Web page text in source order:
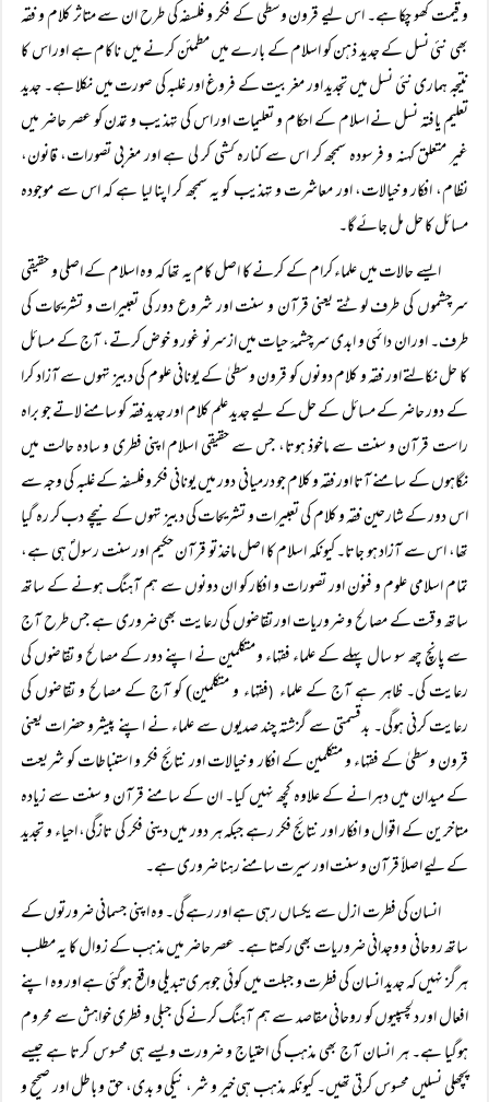
و قیمت کھو چکا ہے۔ اس لیے قرون وسطی کے فکر و فلسفہ کی طرح ان سے متاثر کلام و فقہ
بھی نئی نسل کے جدید ذہن کو اسلام کے بارے میں مطمئن کرنے میں ناکام ہے اور اس کا
نتیجہ ہماری نئی نسل میں تجدید اور مغربیت کے فروغ اور غلبہ کی صورت میں نکلا ہے۔ جدید
تعلیم یافتہ نسل نے اسلام کے احکام و تعلیمات اور اس کی تہذیب و تمدن کو عصر حاضر میں
غیر متعلق کہنہ و فرسودہ سمجھ کر اس سے کنارہ کشی کر لی ہے اور مغربی تصورات، قانون،
نظام، افکار و خیالات، اور معاشرت و تہذیب کو یہ سمجھ کر اپنا لیا ہے کہ اس سے موجودہ
مسائل کا حل مل جائے گا۔
ایسے حالات میں علماء کرام کے کرنے کا اصل کام یہ تھا کہ وہ اسلام کے اصلی و حقیقی
سرچشموں کی طرف لوٹتے یعنی قرآن و سنت اور شروع دور کی تعبیرات و تشریحات کی
طرف۔ اور ان دائمی و ابدی سرچشمۂ حیات میں ازسرنو غور و خوض کرتے، آج کے مسائل
کا حل نکالتے اور فقہ و کلام دونوں کو قرون وسطیٰ کے یونانی علوم کی دبیز تہوں سے آزاد کرا
کے دور حاضر کے مسائل کے حل کے لیے جدید علم کلام اور جدید فقہ کو سامنے لاتے جو براہ
راست قرآن و سنت سے ماخوذ ہوتا، جس سے حقیقی اسلام اپنی فطری و سادہ حالت میں
نگاہوں کے سامنے آتا اور فقہ و کلام جو درمیانی دور میں یونانی فکر و فلسفہ کے غلبہ کی وجہ سے
اس دور کے شارحین فقہ و کلام کی تعبیرات و تشریحات کی دبیز تہوں کے نیچے دب کر رہ گیا
تھا، اس سے آزاد ہو جاتا۔ کیونکہ اسلام کا اصل ماخذ تو قرآن حکیم اور سنت رسولؐ ہی ہے،
تمام اسلامی علوم و فنون اور تصورات و افکار کو ان دونوں سے ہم آہنگ ہونے کے ساتھ
ساتھ وقت کے مصالح و ضروریات اور تقاضوں کی رعایت بھی ضروری ہے جس طرح آج
سے پانچ چھ سو سال پہلے کے علماء فقہاء و متکلمین نے اپنے دور کے مصالح و تقاضوں کی
رعایت کی۔ ظاہر ہے آج کے علماء (فقہاء و متکلمین) کو آج کے مصالح و تقاضوں کی
رعایت کرنی ہوگی۔ بدقسمتی سے گزشتہ چند صدیوں سے علماء نے اپنے پیشرو حضرات یعنی
قرون وسطیٰ کے فقہاء و متکلمین کے افکار و خیالات اور نتائج فکر و استنباطات کو شریعت
کے میدان میں دہرانے کے علاوہ کچھ نہیں کیا۔ ان کے سامنے قرآن و سنت سے زیادہ
متاخرین کے اقوال و افکار اور نتائج فکر رہے جبکہ ہر دور میں دینی فکر کی تازگی، احیاء و تجدید
کے لیے اصلاً قرآن و سنت اور سیرت سامنے رہنا ضروری ہے۔
انسان کی فطرت ازل سے یکساں رہی ہے اور رہے گی۔ وہ اپنی جسمانی ضرورتوں کے
ساتھ روحانی و وجدانی ضروریات بھی رکھتا ہے۔ عصر حاضر میں مذہب کے زوال کا یہ مطلب
ہرگز نہیں کہ جدید انسان کی فطرت و جبلت میں کوئی جوہری تبدیلی واقع ہوگئی ہے اور وہ اپنے
افعال اور دلچسپیوں کو روحانی مقاصد سے ہم آہنگ کرنے کی جبلی و فطری خواہش سے محروم
ہوگیا ہے۔ ہر انسان آج بھی مذہب کی احتیاج و ضرورت ویسے ہی محسوس کرتا ہے جیسے
پچھلی نسلیں محسوس کرتی تھیں۔ کیونکہ مذہب ہی خیر و شر، نیکی و بدی، حق و باطل اور صحیح و